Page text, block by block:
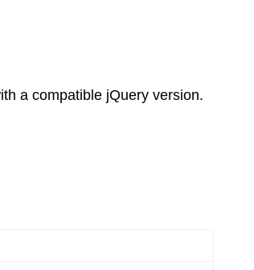
a compatible jQuery version.